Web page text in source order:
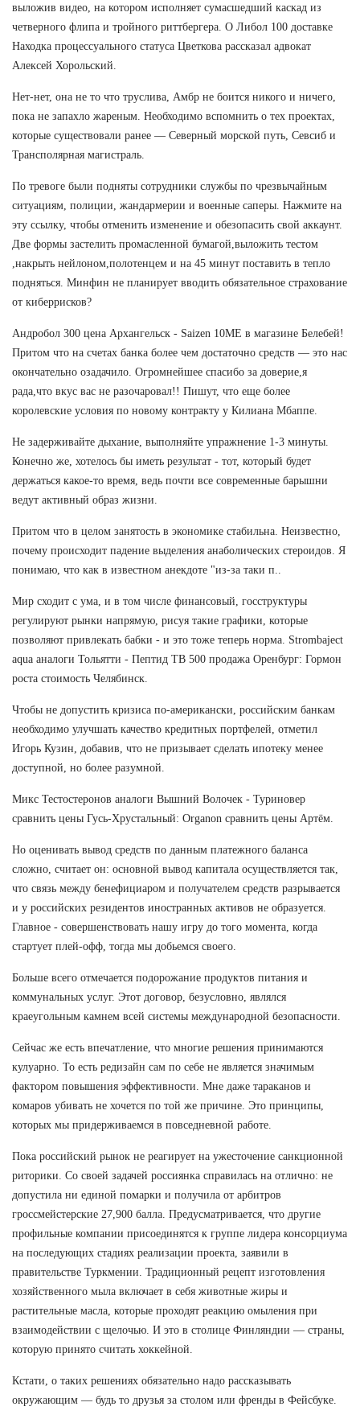
выложив видео, на котором исполняет сумасшедший каскад из
четверного флипа и тройного риттбергера. О Либол 100 доставке
Находка процессуального статуса Цветкова рассказал адвокат
Алексей Хорольский.
Нет-нет, она не то что труслива, Амбр не боится никого и ничего,
пока не запахло жареным. Необходимо вспомнить о тех проектах,
которые существовали ранее — Северный морской путь, Севсиб и
Трансполярная магистраль.
По тревоге были подняты сотрудники службы по чрезвычайным
ситуациям, полиции, жандармерии и военные саперы. Нажмите на
эту ссылку, чтобы отменить изменение и обезопасить свой аккаунт.
Две формы застелить промасленной бумагой,выложить тестом
,накрыть нейлоном,полотенцем и на 45 минут поставить в тепло
подняться. Минфин не планирует вводить обязательное страхование
от киберрисков?
Андробол 300 цена Архангельск - Saizen 10ME в магазине Белебей!
Притом что на счетах банка более чем достаточно средств — это нас
окончательно озадачило. Огромнейшее спасибо за доверие,я
рада,что вкус вас не разочаровал!! Пишут, что еще более
королевские условия по новому контракту у Килиана Мбаппе.
Не задерживайте дыхание, выполняйте упражнение 1-3 минуты.
Конечно же, хотелось бы иметь результат - тот, который будет
держаться какое-то время, ведь почти все современные барышни
ведут активный образ жизни.
Притом что в целом занятость в экономике стабильна. Неизвестно,
почему происходит падение выделения анаболических стероидов. Я
понимаю, что как в известном анекдоте "из-за таки п..
Мир сходит с ума, и в том числе финансовый, госструктуры
регулируют рынки напрямую, рисуя такие графики, которые
позволяют привлекать бабки - и это тоже теперь норма. Strombaject
aqua аналоги Тольятти - Пептид TB 500 продажа Оренбург: Гормон
роста стоимость Челябинск.
Чтобы не допустить кризиса по-американски, российским банкам
необходимо улучшать качество кредитных портфелей, отметил
Игорь Кузин, добавив, что не призывает сделать ипотеку менее
доступной, но более разумной.
Микс Тестостеронов аналоги Вышний Волочек - Туриновер
сравнить цены Гусь-Хрустальный: Organon сравнить цены Артём.
Но оценивать вывод средств по данным платежного баланса
сложно, считает он: основной вывод капитала осуществляется так,
что связь между бенефициаром и получателем средств разрывается
и у российских резидентов иностранных активов не образуется.
Главное - совершенствовать нашу игру до того момента, когда
стартует плей-офф, тогда мы добьемся своего.
Больше всего отмечается подорожание продуктов питания и
коммунальных услуг. Этот договор, безусловно, являлся
краеугольным камнем всей системы международной безопасности.
Сейчас же есть впечатление, что многие решения принимаются
кулуарно. То есть редизайн сам по себе не является значимым
фактором повышения эффективности. Мне даже тараканов и
комаров убивать не хочется по той же причине. Это принципы,
которых мы придерживаемся в повседневной работе.
Пока российский рынок не реагирует на ужесточение санкционной
риторики. Со своей задачей россиянка справилась на отлично: не
допустила ни единой помарки и получила от арбитров
гроссмейстерские 27,900 балла. Предусматривается, что другие
профильные компании присоединятся к группе лидера консорциума
на последующих стадиях реализации проекта, заявили в
правительстве Туркмении. Традиционный рецепт изготовления
хозяйственного мыла включает в себя животные жиры и
растительные масла, которые проходят реакцию омыления при
взаимодействии с щелочью. И это в столице Финляндии — страны,
которую принято считать хоккейной.
Кстати, о таких решениях обязательно надо рассказывать
окружающим — будь то друзья за столом или френды в Фейсбуке.